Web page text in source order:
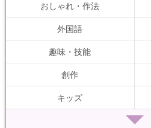
おしゃれ・作法
外国語
趣味・技能
創作
キッズ